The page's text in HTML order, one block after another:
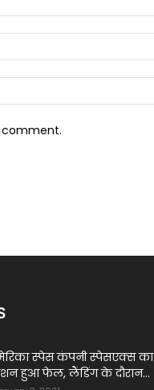
comment.
स्पेस कंपनी स्पेसएक्स का
हुआ फेल, लैंडिंग के दौरान...